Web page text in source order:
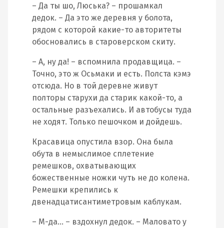
– Да ты шо, Люська? – прошамкал
дедок. – Да это же деревня у болота,
рядом с которой какие-то авторитеты
обосновались в староверском скиту.
– А, ну да! – вспомнила продавщица. –
Точно, это ж Осьмаки и есть. Полста кэмэ
отсюда. Но в той деревне живут
полторы старухи да старик какой-то, а
остальные разъехались. И автобусы туда
не ходят. Только пешочком и дойдешь.
Красавица опустила взор. Она была
обута в немыслимое сплетение
ремешков, охватывающих
божественные ножки чуть не до колена.
Ремешки крепились к
двенадцатисантиметровым каблукам.
– М-да… – вздохнул дедок. – Маловато у